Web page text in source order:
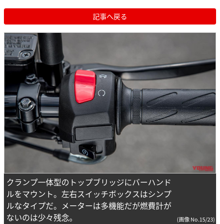
記事へ戻る
クランプ一体型のトップブリッジにバーハンド
ルをマウント。左右スイッチボックスはシンプ
ルなタイプだ。メーターは多機能だが燃費計が
ないのは少々残念。
(画像 No.15/23)